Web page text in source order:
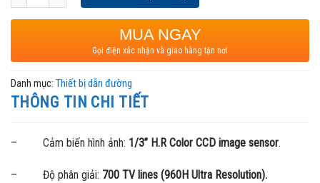
MUA NGAY
Gọi điện xác nhận và giao hàng tận nơi
Danh mục: Thiết bị dẫn đường
THÔNG TIN CHI TIẾT
– Cảm biến hình ảnh: 1/3” H.R Color CCD image sensor.
– Độ phân giải: 700 TV lines (960H Ultra Resolution).